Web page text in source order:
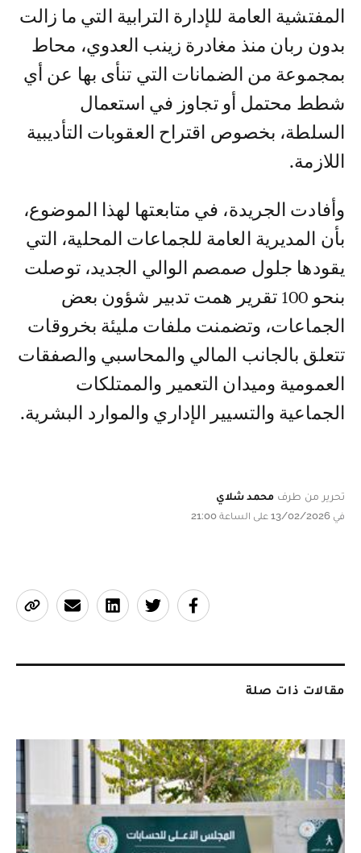
المفتشية العامة للإدارة الترابية التي ما زالت
بدون ربان منذ مغادرة زينب العدوي، محاط
بمجموعة من الضمانات التي تنأى بها عن أي
شطط محتمل أو تجاوز في استعمال
السلطة، بخصوص اقتراح العقوبات التأديبية
اللازمة.
وأفادت الجريدة، في متابعتها لهذا الموضوع،
بأن المديرية العامة للجماعات المحلية، التي
يقودها جلول صمصم الوالي الجديد، توصلت
بنحو 100 تقرير همت تدبير شؤون بعض
الجماعات، وتضمنت ملفات مليئة بخروقات
تتعلق بالجانب المالي والمحاسبي والصفقات
العمومية وميدان التعمير والممتلكات
الجماعية والتسيير الإداري والموارد البشرية.
تحرير من طرف محمد شلاي
في 13/02/2026 على الساعة 21:00
مقالات ذات صلة